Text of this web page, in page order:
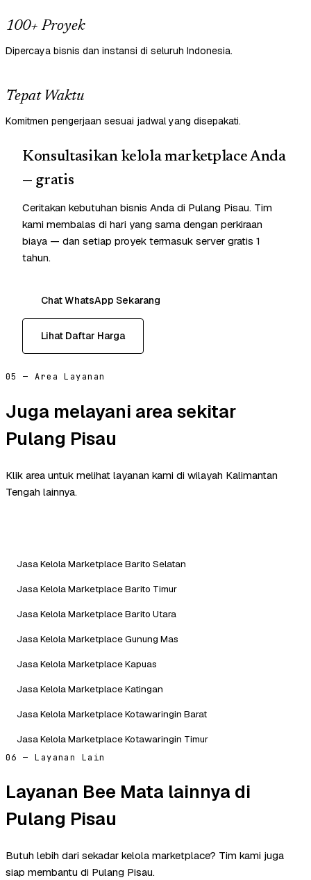
100+ Proyek
Dipercaya bisnis dan instansi di seluruh Indonesia.
Tepat Waktu
Komitmen pengerjaan sesuai jadwal yang disepakati.
Konsultasikan kelola marketplace Anda
— gratis
Ceritakan kebutuhan bisnis Anda di Pulang Pisau. Tim
kami membalas di hari yang sama dengan perkiraan
biaya — dan setiap proyek termasuk server gratis 1
tahun.
Chat WhatsApp Sekarang
Lihat Daftar Harga
05 — Area Layanan
Juga melayani area sekitar
Pulang Pisau
Klik area untuk melihat layanan kami di wilayah Kalimantan
Tengah lainnya.
Jasa Kelola Marketplace Barito Selatan
Jasa Kelola Marketplace Barito Timur
Jasa Kelola Marketplace Barito Utara
Jasa Kelola Marketplace Gunung Mas
Jasa Kelola Marketplace Kapuas
Jasa Kelola Marketplace Katingan
Jasa Kelola Marketplace Kotawaringin Barat
Jasa Kelola Marketplace Kotawaringin Timur
06 — Layanan Lain
Layanan Bee Mata lainnya di
Pulang Pisau
Butuh lebih dari sekadar kelola marketplace? Tim kami juga
siap membantu di Pulang Pisau.